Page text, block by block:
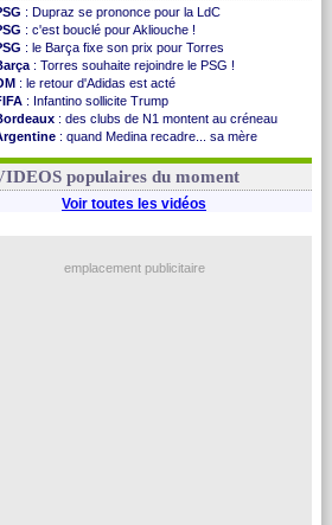
: Dupraz se prononce pour la LdC
: c'est bouclé pour Akliouche !
: le Barça fixe son prix pour Torres
: Torres souhaite rejoindre le PSG !
: le retour d'Adidas est acté
: Infantino sollicite Trump
: des clubs de N1 montent au créneau
: quand Medina recadre... sa mère
: Paixão attire un 2e club anglais
populaires du moment
Voir toutes les vidéos
emplacement publicitaire